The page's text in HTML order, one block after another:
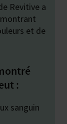
Revitive a
et de
:
sanguin